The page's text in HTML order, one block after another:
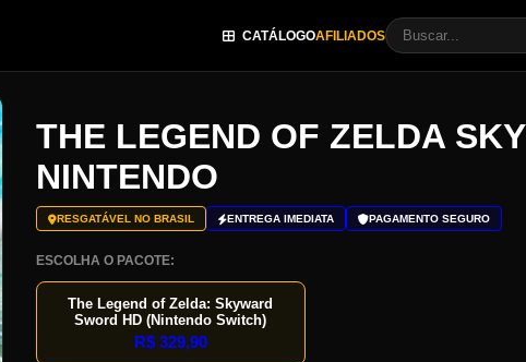
CATÁLOGOAFILIADOS
THE LEGEND OF ZELDA
NINTENDO
RESGATÁVEL NO BRASIL ENTREGA IMEDIATA PAGAMENTO SEGURO
ESCOLHA O PACOTE:
The Legend of Zelda: Skyward
Sword HD (Nintendo Switch)
R$329,90